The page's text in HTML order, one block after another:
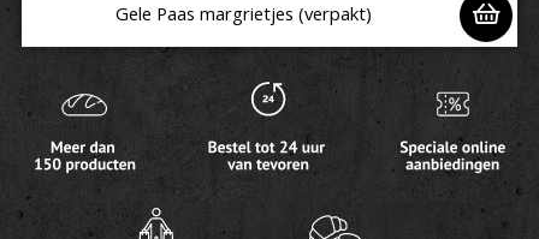
Gele Paas margrietjes (verpakt)